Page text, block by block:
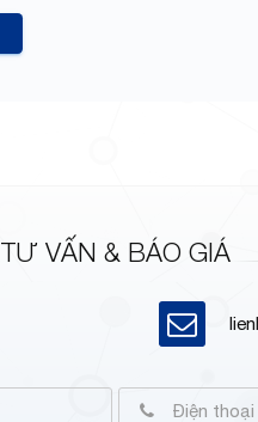
TƯ VẤN & BÁO GIÁ